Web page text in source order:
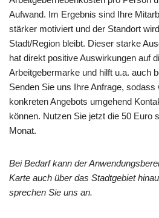
Aufwand. Im Ergebnis sind Ihre
stärker motiviert und der Standort
Stadt/Region bleibt. Dieser starke
hat direkt positive Auswirkungen auf
Arbeitgebermarke und hilft u.a. auch
Senden Sie uns Ihre Anfrage,
konkreten Angebots umgehend
können. Nutzen Sie jetzt die 50 Euro
Monat.
Bei Bedarf kann der
Karte auch über das Stadtgebiet
sprechen Sie uns an.